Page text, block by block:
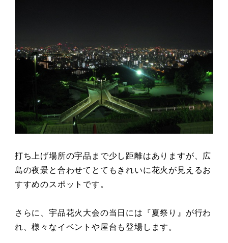
打ち上げ場所の宇品まで少し距離はありますが、広
島の夜景と合わせてとてもきれいに花火が見えるお
すすめのスポットです。
さらに、宇品花火大会の当日には『夏祭り』が行わ
れ、様々なイベントや屋台も登場します。